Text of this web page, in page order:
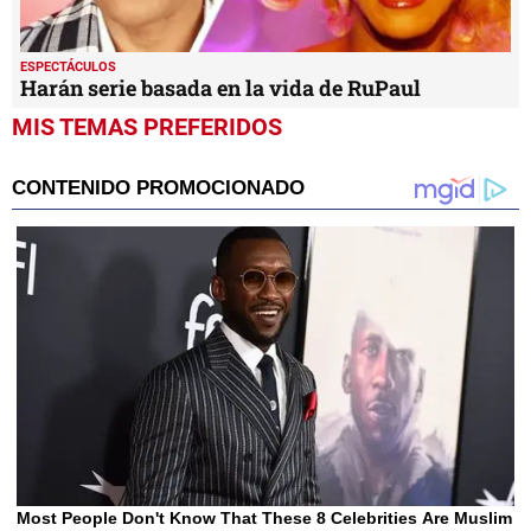
ESPECTÁCULOS
Harán serie basada en la vida de RuPaul
MIS TEMAS PREFERIDOS